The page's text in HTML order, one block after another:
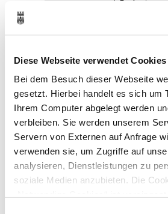
Diese Webseite verwendet Cookies
Bei dem Besuch dieser Webseite
gesetzt. Hierbei handelt es sich um
Ihrem Computer abgelegt werden
verbleiben. Sie werden unserem
Servern von Externen auf Anfrage
verwenden sie, um Zugriffe auf
analysieren, Dienstleistungen zu
soziale Medien anzubieten. Die
Online-Beteiligungsportal der
Bauleitplanung: Für
es Möglichkeiten, sich an
Bebauungsplänen und
Flächennutzungsplan zu
Aktuelle Bürgerbeteiligungen